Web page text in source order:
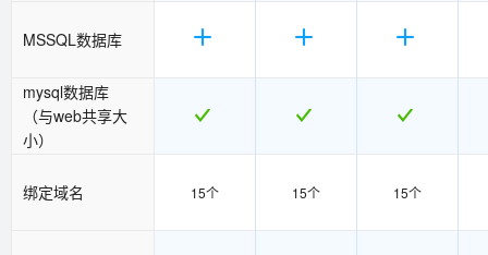
MSSQL数据库
mysql数据库
（与web共享大
小）
绑定域名 15个 15个 15个